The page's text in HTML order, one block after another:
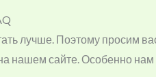
лучше. Поэтому просим
нашем сайте. Особенно